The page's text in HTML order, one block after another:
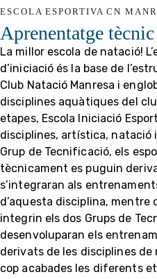
ESCOLA ESPORTIVA CN
Aprenentatge
La millor escola de natació!
d’iniciació és la base de
Club Natació Manresa i
disciplines aquàtiques del
etapes, Escola Iniciació
disciplines, artística, natació
Grup de Tecnificació, els
tècnicament es puguin
s’integraran als
d’aquesta disciplina, mentre
integrin els dos Grups de
desenvoluparan els
derivats de les disciplines de
cop acabades les diferents